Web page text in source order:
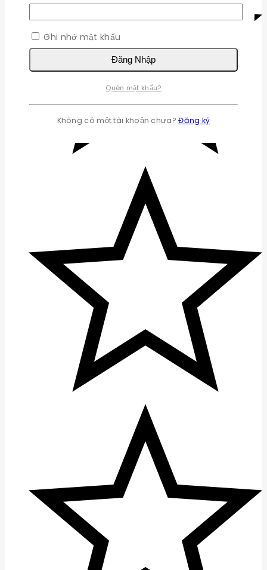
buộc
Ghi nhớ mật khẩu
Đăng Nhập
Quên mật khẩu?
Không có một tài khoản chưa?Đăng ký